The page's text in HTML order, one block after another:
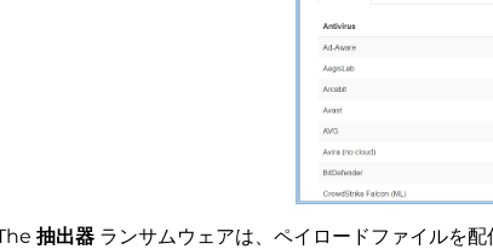
抽出器 ランサムウェアは、ペイロードファイルを